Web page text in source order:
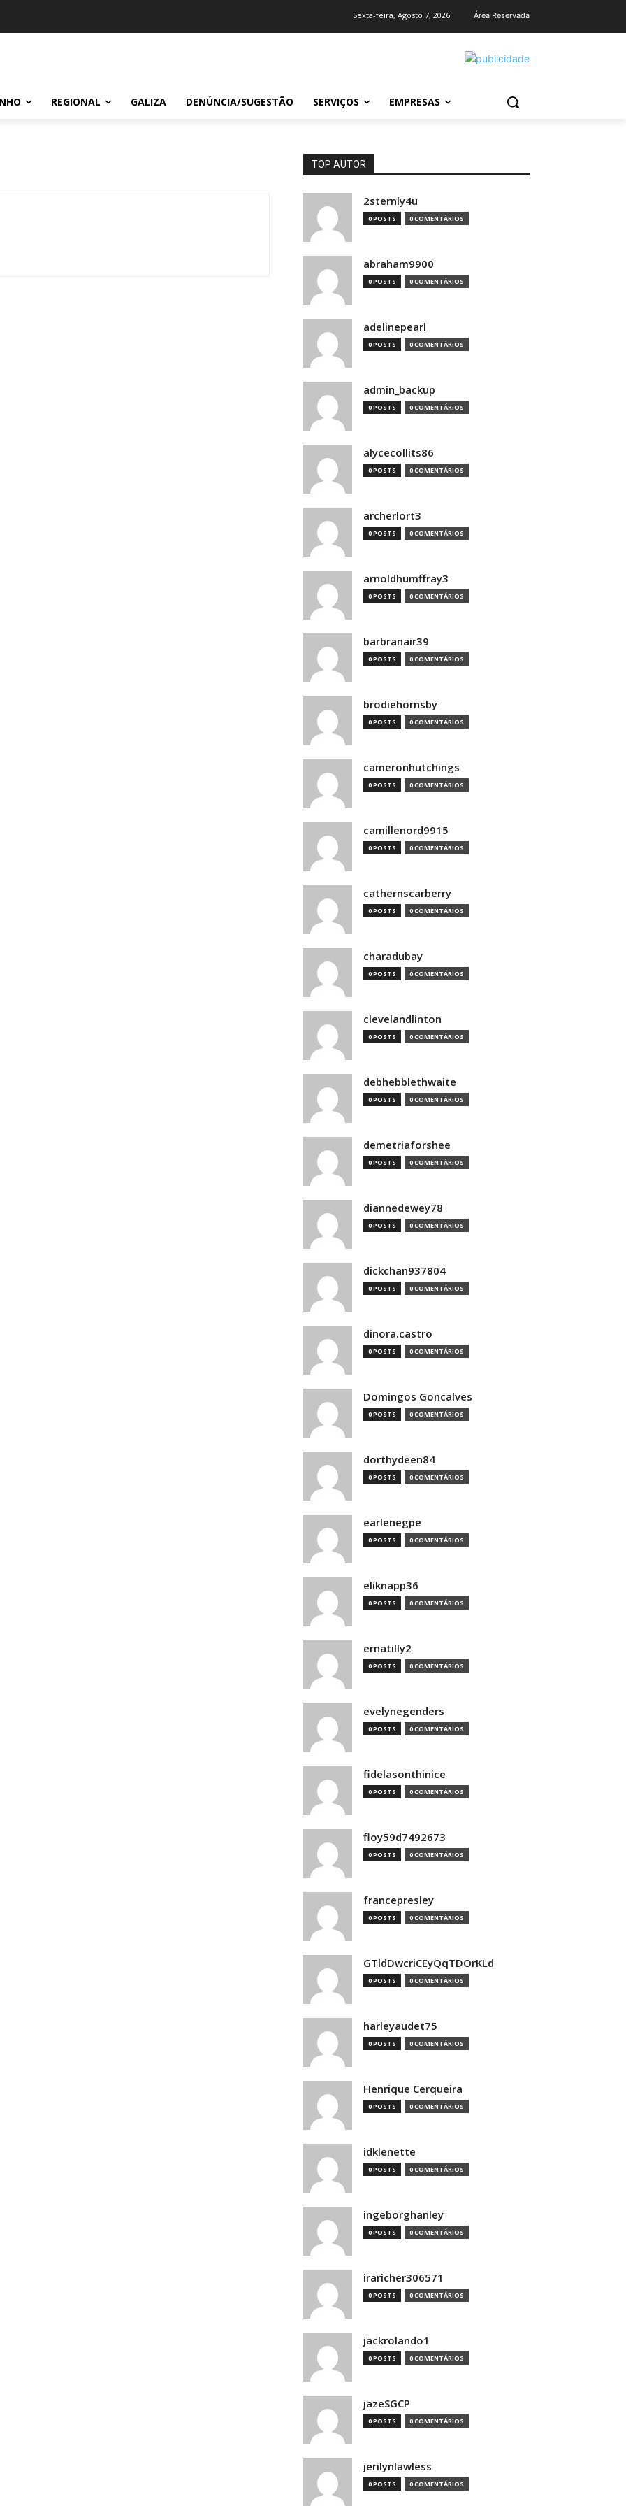
Sexta-feira, Agosto 7, 2026 Área Reservada
REGIONAL GALIZA DENÚNCIA/SUGESTÃO SERVIÇOS EMPRESAS
TOP AUTOR
2sternly4u
0 POSTS 0 COMENTÁRIOS
abraham9900
0 POSTS 0 COMENTÁRIOS
adelinepearl
0 POSTS 0 COMENTÁRIOS
admin_backup
0 POSTS 0 COMENTÁRIOS
alycecollits86
0 POSTS 0 COMENTÁRIOS
archerlort3
0 POSTS 0 COMENTÁRIOS
arnoldhumffray3
0 POSTS 0 COMENTÁRIOS
barbranair39
0 POSTS 0 COMENTÁRIOS
brodiehornsby
0 POSTS 0 COMENTÁRIOS
cameronhutchings
0 POSTS 0 COMENTÁRIOS
camillenord9915
0 POSTS 0 COMENTÁRIOS
cathernscarberry
0 POSTS 0 COMENTÁRIOS
charadubay
0 POSTS 0 COMENTÁRIOS
clevelandlinton
0 POSTS 0 COMENTÁRIOS
debhebblethwaite
0 POSTS 0 COMENTÁRIOS
demetriaforshee
0 POSTS 0 COMENTÁRIOS
diannedewey78
0 POSTS 0 COMENTÁRIOS
dickchan937804
0 POSTS 0 COMENTÁRIOS
dinora.castro
0 POSTS 0 COMENTÁRIOS
Domingos Goncalves
0 POSTS 0 COMENTÁRIOS
dorthydeen84
0 POSTS 0 COMENTÁRIOS
earlenegpe
0 POSTS 0 COMENTÁRIOS
eliknapp36
0 POSTS 0 COMENTÁRIOS
ernatilly2
0 POSTS 0 COMENTÁRIOS
evelynegenders
0 POSTS 0 COMENTÁRIOS
fidelasonthinice
0 POSTS 0 COMENTÁRIOS
floy59d7492673
0 POSTS 0 COMENTÁRIOS
francepresley
0 POSTS 0 COMENTÁRIOS
GTldDwcriCEyQqTDOrKLd
0 POSTS 0 COMENTÁRIOS
harleyaudet75
0 POSTS 0 COMENTÁRIOS
Henrique Cerqueira
0 POSTS 0 COMENTÁRIOS
idklenette
0 POSTS 0 COMENTÁRIOS
ingeborghanley
0 POSTS 0 COMENTÁRIOS
iraricher306571
0 POSTS 0 COMENTÁRIOS
jackrolando1
0 POSTS 0 COMENTÁRIOS
jazeSGCP
0 POSTS 0 COMENTÁRIOS
jerilynlawless
0 POSTS 0 COMENTÁRIOS